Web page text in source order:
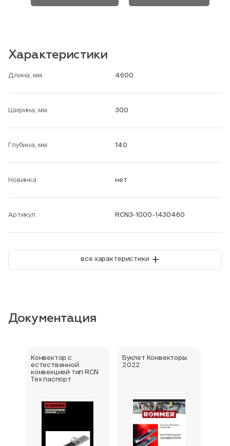
Характеристики
Длина, мм 4600
Ширина, мм 300
Глубина, мм 140
Новинка нет
Артикул RCN3-1000-1430460
все характеристики +
Документация
Конвектор с
естественной
конвекцией тип RCN
Тех паспорт
Буклет Конвекторы
2022